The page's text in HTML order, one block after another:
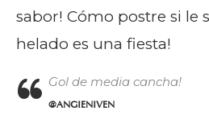
sabor! Cómo postre si le
helado es una fiesta!
Gol de media cancha!
@ANGIENIVEN